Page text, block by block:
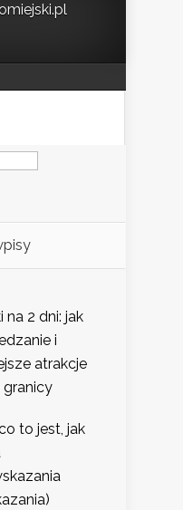
na 2 dni: jak
i
atrakcje
to jest, jak